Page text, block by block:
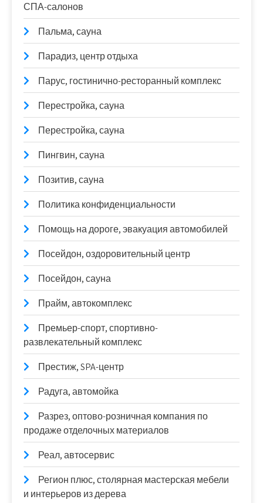
СПА-салонов
Пальма, сауна
Парадиз, центр отдыха
Парус, гостинично-ресторанный комплекс
Перестройка, сауна
Перестройка, сауна
Пингвин, сауна
Позитив, сауна
Политика конфиденциальности
Помощь на дороге, эвакуация автомобилей
Посейдон, оздоровительный центр
Посейдон, сауна
Прайм, автокомплекс
Премьер-спорт, спортивно-
развлекательный комплекс
Престиж, SPA-центр
Радуга, автомойка
Разрез, оптово-розничная компания по
продаже отделочных материалов
Реал, автосервис
Регион плюс, столярная мастерская мебели
и интерьеров из дерева